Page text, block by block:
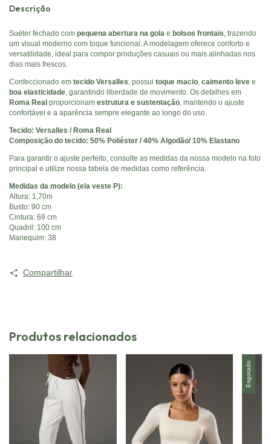
Descrição
Suéter fechado com pequena abertura na gola e bolsos frontais, trazendo
um visual moderno com toque funcional. A modelagem oferece conforto e
versatilidade, ideal para compor produções casuais ou mais alinhadas nos
dias mais frescos.
Confeccionado em tecido Versalles, possui toque macio, caimento leve e
boa elasticidade, garantindo liberdade de movimento. Os detalhes em
Roma Real proporcionam estrutura e sustentação, mantendo o ajuste
confortável e a aparência sempre elegante ao longo do uso.
Tecido: Versalles / Roma Real
Composição do tecido: 50% Poliéster / 40% Algodão/ 10% Elastano
Para garantir o ajuste perfeito, consulte as medidas da nossa modelo na foto
principal e utilize nossa tabela de medidas como referência.
Medidas da modelo (ela veste P):
Altura: 1,70m
Busto: 90 cm
Cintura: 69 cm
Quadril: 100 cm
Manequim: 38
Compartilhar
Produtos relacionados
Esgotado